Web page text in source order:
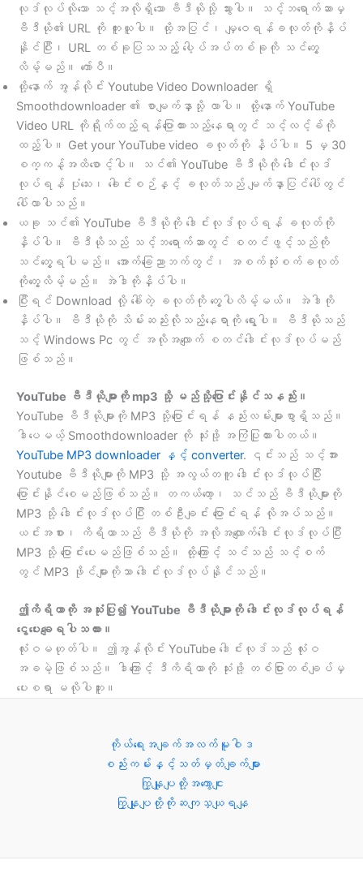
လုဒ်လုပ်လိုသော သင့်အလိုရှိသော ဗီဒီယိုသို့ သွားပါ။ သင့်ဘရောက်ဆာမှ
ဗီဒီယို၏ URL ကို ကူးယူပါ။ ထို့အပြင်၊ မျှဝေရန်ခလုတ်ကိုနှိပ်
နိုင်ပြီး၊ URL တစ်ခုပြသသည့် ပေါ့ပ်အပ်တစ်ခုကို သင်တွေ့
လိမ့်မည်။ ကော်ပီ။
ထို့နောက် အွန်လိုင်း Youtube Video Downloader ရှိ
Smoothdownloader ၏ စာမျက်နှာသို့ လာပါ။ ထို့နောက် YouTube
Video URL ကိုရိုက်ထည့်ရန်ပြောထားသည့်နေရာတွင် သင့်လင့်ခ်ကို
ထည့်ပါ။ Get your YouTube video ခလုတ်ကို နှိပ်ပါ။ 5 မှ 30
စက္ကန့်အထိစောင့်ပါ။ သင်၏ YouTube ဗီဒီယိုကို ဒေါင်းလုဒ်
လုပ်ရန် ပုံသေး၊ ခေါင်းစဉ်နှင့် ခလုတ်သည် မျက်နှာပြင်ပေါ်တွင်
ပေါ်လာပါသည်။
ယခု သင်၏ YouTube ဗီဒီယိုကို ဒေါင်းလုဒ်လုပ်ရန် ခလုတ်ကို
နှိပ်ပါ။ ဗီဒီယိုသည် သင့်ဘရောက်ဆာတွင် စတင်ဖွင့်သည်ကို
သင်တွေ့ရပါမည်။ အောက်ခြေညာဘက်တွင်၊ အစက်သုံးစက်ခလုတ်
ကိုတွေ့လိမ့်မည်။ အဲဒါကိုနှိပ်ပါ။
ပြီးရင် Download လို့ ခေါ်တဲ့ ခလုတ်ကို တွေ့ပါလိမ့်မယ်။ အဲဒါကို
နှိပ်ပါ။ ဗီဒီယိုကို သိမ်းဆည်းလိုသည့်နေရာကို ရွေးပါ။ ဗီဒီယိုသည်
သင့် Windows Pc တွင် အလိုအလျောက် စတင်ဒေါင်းလုဒ်လုပ်မည်
ဖြစ်သည်။
YouTube ဗီဒီယိုများကို mp3 သို့ မည်သို့ပြောင်းနိုင်သနည်း။
YouTube ဗီဒီယိုများကို MP3 သို့ပြောင်းရန် နည်းလမ်းများစွာရှိသည်။
ဒါပေမယ့် Smoothdownloader ကို သုံးဖို့ အကြံပြုထားပါတယ်။
YouTube MP3 downloader နှင့် converter. ၎င်းသည် သင့်အား
Youtube ဗီဒီယိုများကို MP3 သို့ အလွယ်တကူ ဒေါင်းလုဒ်လုပ်ပြီး
ပြောင်းနိုင်စေမည်ဖြစ်သည်။ တကယ်တော့၊ သင်သည် ဗီဒီယိုများကို
MP3 သို့ ဒေါင်းလုဒ်လုပ်ပြီး တစ်ဦးချင်း ပြောင်းရန် လိုအပ်သည်။
ယင်းအစား၊ ကိရိယာသည် ဗီဒီယိုကို အလိုအလျောက်ဒေါင်းလုဒ်လုပ်ပြီး
MP3 သို့ ပြောင်းပေးမည်ဖြစ်သည်။ ထို့ကြောင့် သင်သည် သင့်စက်
တွင် MP3 ဖိုင်များကိုသာ ဒေါင်းလုဒ်လုပ်နိုင်သည်။
ဤကိရိယာကို အသုံးပြု၍ YouTube ဗီဒီယိုများကို ဒေါင်းလုဒ်လုပ်ရန်
ငွေပေးချေရပါသလား။
လုံးဝမဟုတ်ပါ။ ဤအွန်လိုင်း YouTube ဒေါင်းလုဒ်သည် လုံးဝ
အခမဲ့ဖြစ်သည်။ ဒါကြောင့် ဒီကိရိယာကို သုံးဖို့ တစ်ပြားတစ်ချပ်မှ
ပေးစရာ မလိုပါဘူး။
ကိုယ်ရေးအချက်အလက်မူဝါဒ
စည်းကမ်းနှင့်သတ်မှတ်ချက်များ
ကြှနျုပျတို့အကွောငျး
ကြှနျုပျတို့ကိုဆကျသှယျရနျ